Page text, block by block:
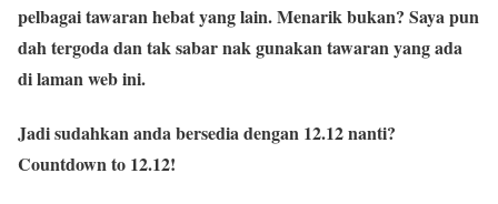
pelbagai tawaran hebat yang lain. Menarik bukan? Saya pun
dah tergoda dan tak sabar nak gunakan tawaran yang ada
di laman web ini.
Jadi sudahkan anda bersedia dengan 12.12 nanti?
Countdown to 12.12!